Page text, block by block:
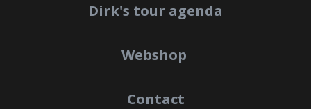
Dirk's tour agenda
Webshop
Contact